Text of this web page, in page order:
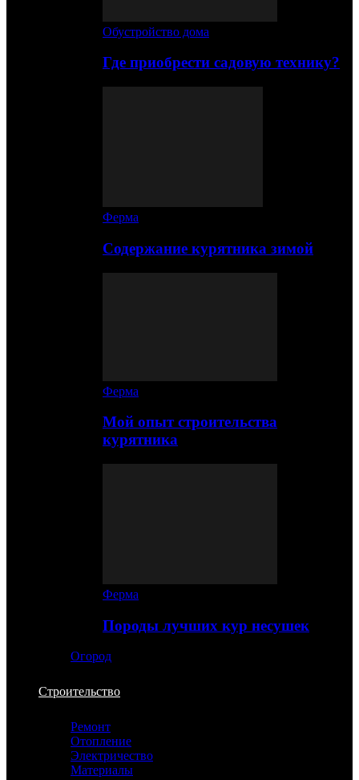
Обустройство дома
Где приобрести садовую технику?
Ферма
Содержание курятника зимой
Ферма
Мой опыт строительства
курятника
Ферма
Породы лучших кур несушек
Огород
Строительство
Ремонт
Отопление
Электричество
Материалы